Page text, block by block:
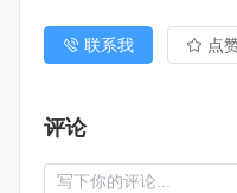
联系我 点
评论